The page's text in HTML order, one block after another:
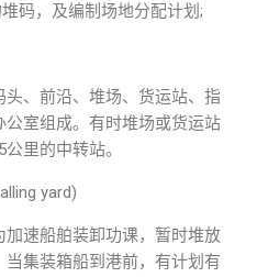
码，及编制场地分配计划;
、前沿、堆场、货运站、指
室组成。有时堆场或货运站
里的中转站。
yard)
速船舶装卸功课，暂时堆放
集装箱船到港前，有计划有